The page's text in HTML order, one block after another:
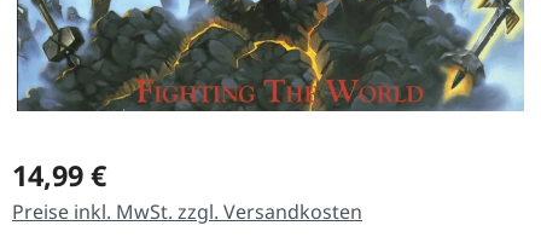
Regulärer Preis:
14,99 €
Preise inkl. MwSt. zzgl. Versandkosten